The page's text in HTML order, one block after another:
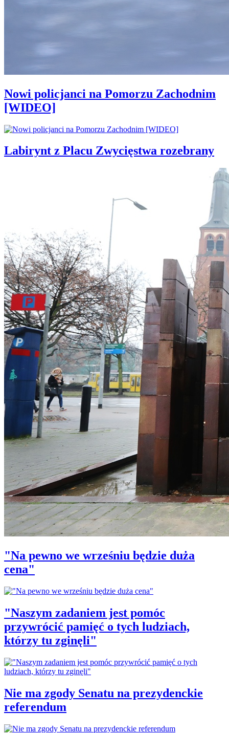
Nowi policjanci na Pomorzu Zachodnim
[WIDEO]
Labirynt z Placu Zwycięstwa rozebrany
"Na pewno we wrześniu będzie duża
cena"
"Naszym zadaniem jest pomóc
przywrócić pamięć o tych ludziach,
którzy tu zginęli"
Nie ma zgody Senatu na prezydenckie
referendum